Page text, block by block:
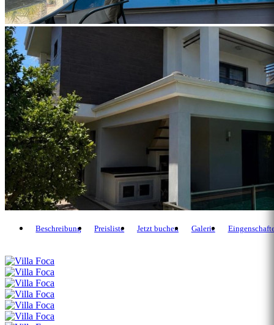
Beschreibung Preisliste Jetzt buchen Galerie